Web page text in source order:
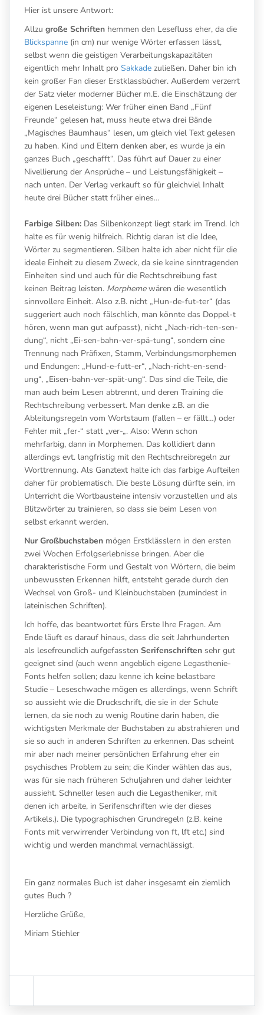
Hier ist unsere Antwort:
Allzu große Schriften hemmen den Lesefluss eher, da die
Blickspanne (in cm) nur wenige Wörter erfassen lässt,
selbst wenn die geistigen Verarbeitungskapazitäten
eigentlich mehr Inhalt pro Sakkade zuließen. Daher bin ich
kein großer Fan dieser Erstklassbücher. Außerdem verzerrt
der Satz vieler moderner Bücher m.E. die Einschätzung der
eigenen Leseleistung: Wer früher einen Band „Fünf
Freunde“ gelesen hat, muss heute etwa drei Bände
„Magisches Baumhaus“ lesen, um gleich viel Text gelesen
zu haben. Kind und Eltern denken aber, es wurde ja ein
ganzes Buch „geschafft“. Das führt auf Dauer zu einer
Nivellierung der Ansprüche – und Leistungsfähigkeit –
nach unten. Der Verlag verkauft so für gleichviel Inhalt
heute drei Bücher statt früher eines…
Farbige Silben: Das Silbenkonzept liegt stark im Trend. Ich
halte es für wenig hilfreich. Richtig daran ist die Idee,
Wörter zu segmentieren. Silben halte ich aber nicht für die
ideale Einheit zu diesem Zweck, da sie keine sinntragenden
Einheiten sind und auch für die Rechtschreibung fast
keinen Beitrag leisten. Morphemewären die wesentlich
sinnvollere Einheit. Also z.B. nicht „Hun-de-fut-ter“ (das
suggeriert auch noch fälschlich, man könnte das Doppel-t
hören, wenn man gut aufpasst), nicht „Nach-rich-ten-sen-
dung“, nicht „Ei-sen-bahn-ver-spä-tung“, sondern eine
Trennung nach Präfixen, Stamm, Verbindungsmorphemen
und Endungen: „Hund-e-futt-er“, „Nach-richt-en-send-
ung“, „Eisen-bahn-ver-spät-ung“. Das sind die Teile, die
man auch beim Lesen abtrennt, und deren Training die
Rechtschreibung verbessert. Man denke z.B. an die
Ableitungsregeln vom Wortstaum (fallen – er fällt…) oder
Fehler mit „fer-“ statt „ver-„. Also: Wenn schon
mehrfarbig, dann in Morphemen. Das kollidiert dann
allerdings evt. langfristig mit den Rechtschreibregeln zur
Worttrennung. Als Ganztext halte ich das farbige Aufteilen
daher für problematisch. Die beste Lösung dürfte sein, im
Unterricht die Wortbausteine intensiv vorzustellen und als
Blitzwörter zu trainieren, so dass sie beim Lesen von
selbst erkannt werden.
Nur Großbuchstaben mögen Erstklässlern in den ersten
zwei Wochen Erfolgserlebnisse bringen. Aber die
charakteristische Form und Gestalt von Wörtern, die beim
unbewussten Erkennen hilft, entsteht gerade durch den
Wechsel von Groß- und Kleinbuchstaben (zumindest in
lateinischen Schriften).
Ich hoffe, das beantwortet fürs Erste Ihre Fragen. Am
Ende läuft es darauf hinaus, dass die seit Jahrhunderten
als lesefreundlich aufgefassten Serifenschriften sehr gut
geeignet sind (auch wenn angeblich eigene Legasthenie-
Fonts helfen sollen; dazu kenne ich keine belastbare
Studie – Leseschwache mögen es allerdings, wenn Schrift
so aussieht wie die Druckschrift, die sie in der Schule
lernen, da sie noch zu wenig Routine darin haben, die
wichtigsten Merkmale der Buchstaben zu abstrahieren und
sie so auch in anderen Schriften zu erkennen. Das scheint
mir aber nach meiner persönlichen Erfahrung eher ein
psychisches Problem zu sein; die Kinder wählen das aus,
was für sie nach früheren Schuljahren und daher leichter
aussieht. Schneller lesen auch die Legastheniker, mit
denen ich arbeite, in Serifenschriften wie der dieses
Artikels.). Die typographischen Grundregeln (z.B. keine
Fonts mit verwirrender Verbindung von ft, lft etc.) sind
wichtig und werden manchmal vernachlässigt.
Ein ganz normales Buch ist daher insgesamt ein ziemlich
gutes Buch ?
Herzliche Grüße,
Miriam Stiehler